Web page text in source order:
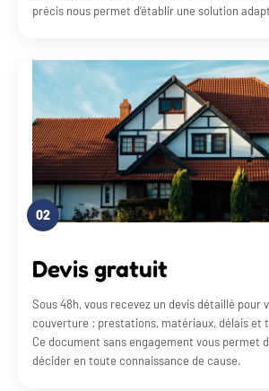
précis nous permet d’établir une solution
02
Devis gratuit
Sous 48h, vous recevez un devis détaillé pour
couverture : prestations, matériaux, délais et
Ce document sans engagement vous permet
décider en toute connaissance de cause.